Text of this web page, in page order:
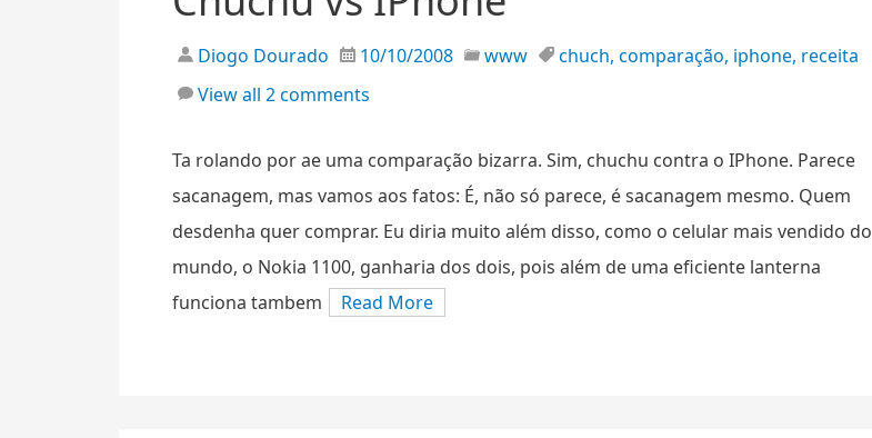
Diogo Dourado 10/10/2008 www chuch, comparação, iphone, receita
View all 2 comments
Ta rolando por ae uma comparação bizarra. Sim, chuchu contra o IPhone. Parece
sacanagem, mas vamos aos fatos: É, não só parece, é sacanagem mesmo. Quem
desdenha quer comprar. Eu diria muito além disso, como o celular mais vendido do
mundo, o Nokia 1100, ganharia dos dois, pois além de uma eficiente lanterna
funciona tambem
Read More